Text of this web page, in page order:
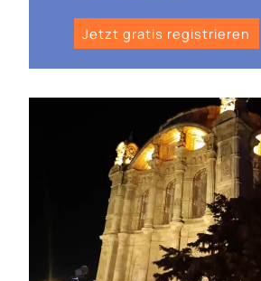
Jetzt gratis registrieren